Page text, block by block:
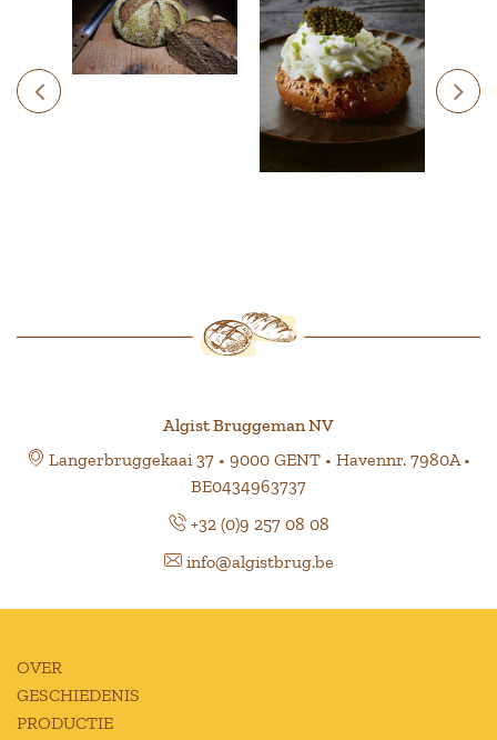
Algist Bruggeman NV
Langerbruggekaai 37 • 9000 GENT • Havennr. 7980A •
BE0434963737
+32 (0)9 257 08 08
info@algistbrug.be
OVER
GESCHIEDENIS
PRODUCTIE